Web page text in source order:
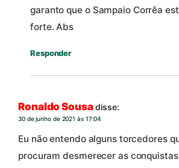
garanto que o Sampaio Corrêa
forte. Abs
Responder
Ronaldo Sousadisse:
30 de junho de 2021 às 17:04
Eu não entendo alguns torcedores
procuram desmerecer as